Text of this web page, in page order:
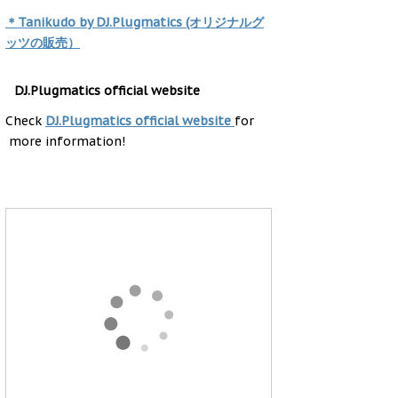
＊Tanikudo by DJ.Plugmatics (オリジナルグ
ッツの販売）
DJ.Plugmatics official website
Check DJ.Plugmatics official website for
more information!